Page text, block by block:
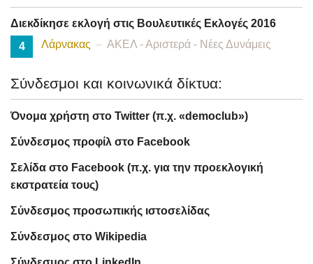
Διεκδίκησε εκλογή στις Βουλευτικές Εκλογές 2016
4
Λάρνακας ΑΚΕΛ - Αριστερά - Νέες Δυνάμεις
Σύνδεσμοι και κοινωνικά δίκτυα:
Όνομα χρήστη στο Twitter (π.χ. «democlub»)
Σύνδεσμος προφίλ στο Facebook
Σελίδα στο Facebook (π.χ. για την προεκλογική
εκστρατεία τους)
Σύνδεσμος προσωπικής ιστοσελίδας
Σύνδεσμος στο Wikipedia